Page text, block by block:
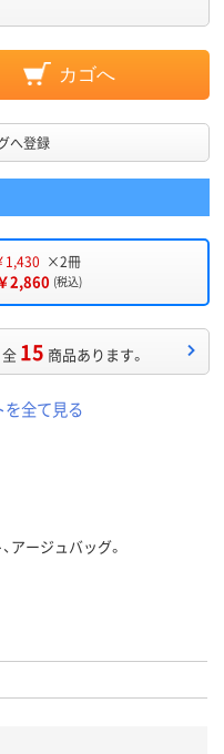
カゴへ
へ登録
1,430 ×2冊
2,860 (税込)
全 15 商品あります。
全て見る
アージュバッグ。